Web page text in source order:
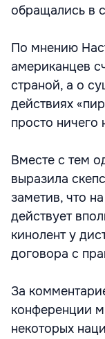
обращались в
По мнению
американцев
страной, а о
действиях
просто ничего
Вместе с тем
выразила
заметив, что
действует
кинолент у
договора с
За
конференции
некоторых